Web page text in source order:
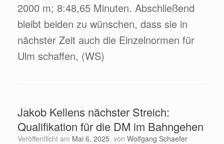
2000 m; 8:48,65 Minuten. Abschließend
bleibt beiden zu wünschen, dass sie in
nächster Zeit auch die Einzelnormen für
Ulm schaffen, (WS)
Jakob Kellens nächster Streich:
Qualifikation für die DM im Bahngehen
Veröffentlicht am Mai 6, 2025 von Wolfgang Schaefer